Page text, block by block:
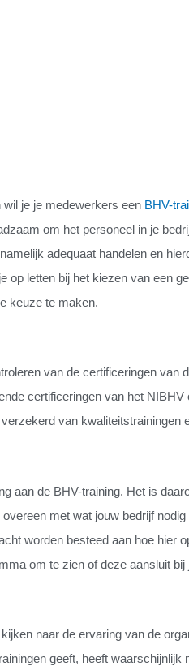
wil je je medewerkers een BHV-
om het personeel in je
adequaat handelen en
op letten bij het kiezen van een
keuze te maken.
van de certificeringen van
certificeringen van het
van kwaliteitstrainingen
aan de BHV-training. Het is
met wat jouw bedrijf
worden besteed aan hoe hier
om te zien of deze aansluit bij
naar de ervaring van de
geeft, heeft